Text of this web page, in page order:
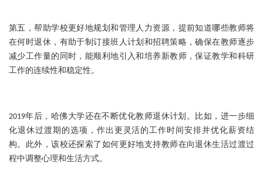
第五，帮助学校更好地规划和管理人力资源，提前知道哪些教师将
在何时退休，有助于制订接班人计划和招聘策略，确保在教师逐步
减少工作量的同时，能顺利地引入和培养新教师，保证教学和科研
工作的连续性和稳定性。
2019年后，哈佛大学还在不断优化教师退休计划。比如，进一步细
化退休过渡期的选项，作出更灵活的工作时间安排并优化薪资结
构。此外，该校还探索了如何更好地支持教师在向退休生活过渡过
程中调整心理和生活方式。